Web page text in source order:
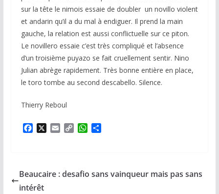
sur la tête le nimois essaie de doubler un novillo violent
et andarin qu’il a du mal à endiguer. Il prend la main
gauche, la relation est aussi conflictuelle sur ce piton.
Le novillero essaie c’est très compliqué et l’absence
d’un troisième puyazo se fait cruellement sentir. Nino
Julian abrège rapidement. Très bonne entière en place,
le toro tombe au second descabello. Silence.
Thierry Reboul
o
o
i
W
A
g
Beaucaire : desafio sans vainqueur mais pas sans
intérêt